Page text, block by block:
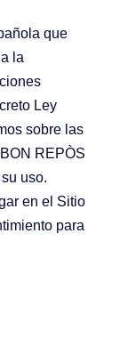
que
la
Ley
sobre las
REPÒS
uso.
en el Sitio
para